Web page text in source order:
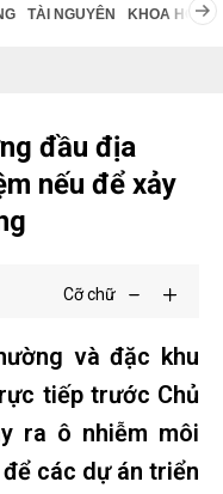
TÀI NGUYÊN KHOA HỌC
đầu địa
nếu để xảy
Cỡ chữ
và đặc khu
tiếp trước Chủ
ra ô nhiễm môi
các dự án triển